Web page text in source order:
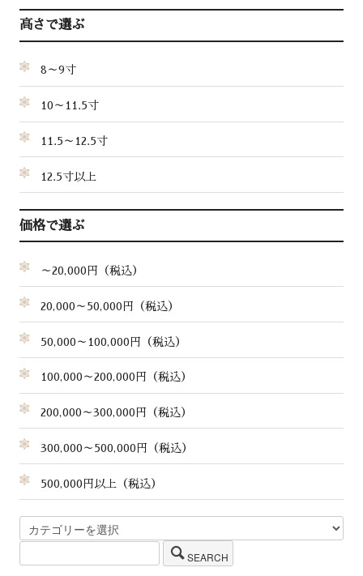
高さで選ぶ
8～9寸
10～11.5寸
11.5～12.5寸
12.5寸以上
価格で選ぶ
～20,000円（税込）
20,000～50,000円（税込）
50,000～100,000円（税込）
100,000～200,000円（税込）
200,000～300,000円（税込）
300,000～500,000円（税込）
500,000円以上（税込）
SEARCH